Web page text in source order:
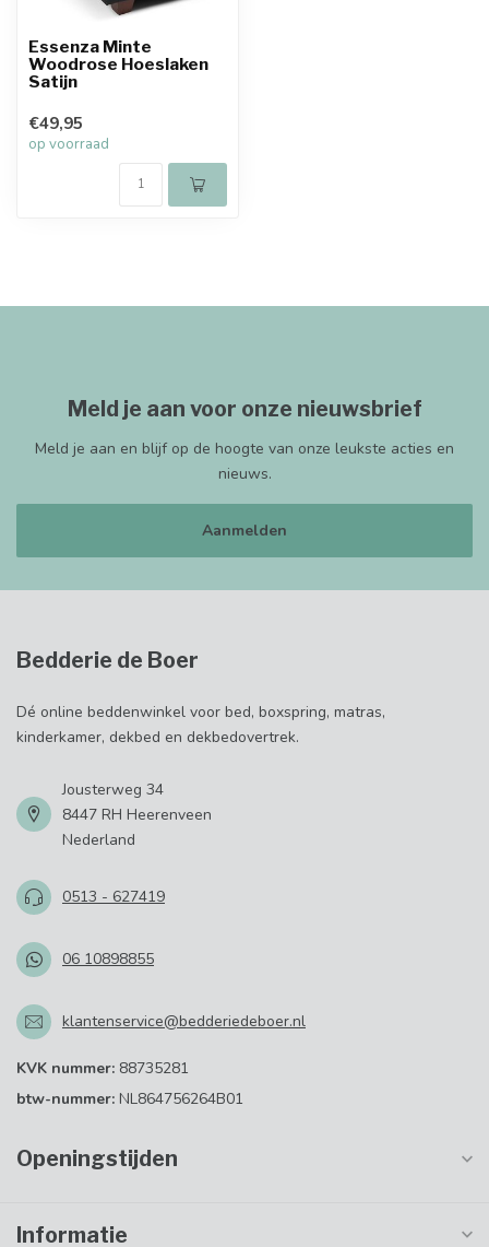
Essenza Minte
Woodrose Hoeslaken
Satijn
€49,95
op voorraad
Meld je aan voor onze nieuwsbrief
Meld je aan en blijf op de hoogte van onze leukste acties en
nieuws.
Aanmelden
Bedderie de Boer
Dé online beddenwinkel voor bed, boxspring, matras,
kinderkamer, dekbed en dekbedovertrek.
Jousterweg 34
8447 RH Heerenveen
Nederland
0513 - 627419
06 10898855
klantenservice@bedderiedeboer.nl
KVK nummer: 88735281
btw-nummer: NL864756264B01
Openingstijden
Informatie